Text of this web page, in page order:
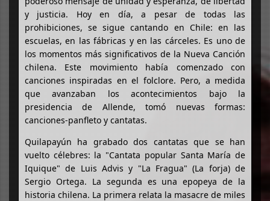
y justicia. Hoy en día, a pesar de todas las
prohibiciones, se sigue cantando en Chile: en las
escuelas, en las fábricas y en las cárceles. Es uno de
los momentos más significativos de la Nueva Canción
chilena. Este movimiento había comenzado con
canciones inspiradas en el folclore. Pero, a medida
que avanzaban los acontecimientos bajo la
presidencia de Allende, tomó nuevas formas:
canciones-panfleto y cantatas.
Quilapayún ha grabado dos cantatas que se han
vuelto célebres: la "Cantata popular Santa María de
Iquique" de Luis Advis y "La Fragua" (La forja) de
Sergio Ortega. La segunda es una epopeya de la
historia chilena. La primera relata la masacre de miles